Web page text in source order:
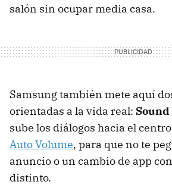
salón sin ocupar media casa.
Samsung también mete aquí
orientadas a la vida real:
sube los diálogos hacia el
Auto Volume, para que no te
anuncio o un cambio de app
distinto.